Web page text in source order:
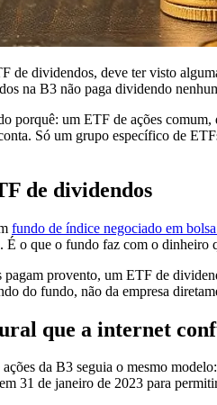
de dividendos, deve ter visto
na B3 não paga dividendo
porquê: um ETF de ações
Só um grupo específico de
de dividendos
fundo de índice negociado em bolsa
É o que o fundo faz com o dinheiro
pagam provento, um ETF de
do fundo, não da empresa
que a internet
da B3 seguia o mesmo
31 de janeiro de 2023 para